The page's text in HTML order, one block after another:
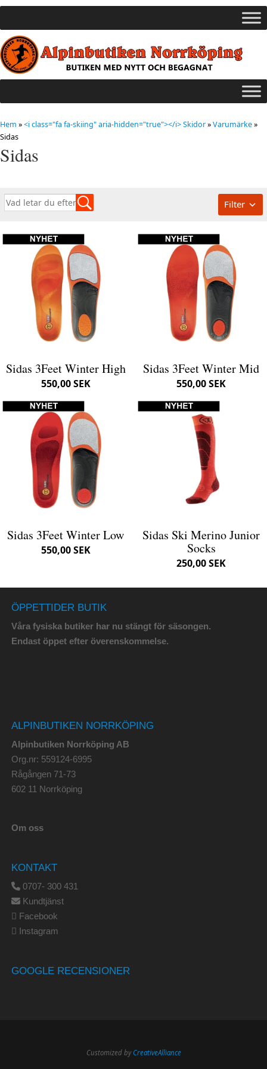
Hem »<i class="fa fa-skiing" aria-hidden="true"></i> Skidor»Varumärke»
Sidas
Sidas
Filter
Sidas 3Feet Winter High
550,00 SEK
Sidas 3Feet Winter Mid
550,00 SEK
Sidas 3Feet Winter Low
550,00 SEK
Sidas Ski Merino Junior
Socks
250,00 SEK
ÖPPETTIDER BUTIK
Våra fysiska butiker har nu stängt för säsongen.
Endast öppet efter överenskommelse.
ALPINBUTIKEN NORRKÖPING
Alpinbutiken Norrköping AB
Org.nr: 559124-6995
Rågången 71-73
602 11 Norrköping
Om oss
KONTAKT
0707- 300 431
Kundtjänst
Facebook
Instagram
GOOGLE RECENSIONER
Customized byCreativeAlliance